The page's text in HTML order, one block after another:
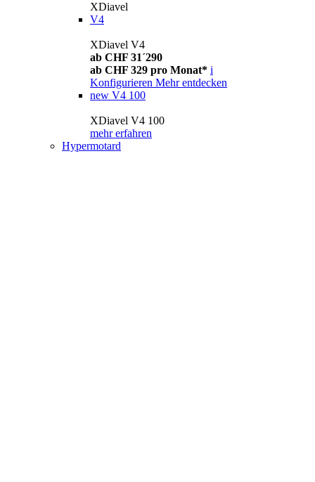
XDiavel
V4
XDiavel V4
ab CHF 31´290
ab CHF 329 pro Monat* i
Konfigurieren Mehr entdecken
new V4 100
XDiavel V4 100
mehr erfahren
Hypermotard